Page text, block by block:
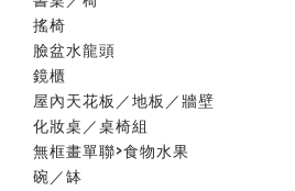
搖椅
臉盆水龍頭
鏡櫃
屋內天花板／地板／牆壁
化妝桌／桌椅組
無框畫單聯>食物水果
碗／缽